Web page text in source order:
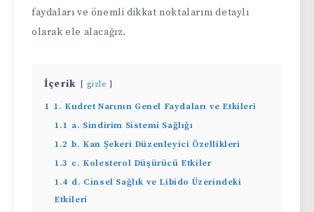
faydaları ve önemli dikkat noktalarını detaylı
olarak ele alacağız.
İçerik gizle
1 1. Kudret Narının Genel Faydaları ve Etkileri
1.1 a. Sindirim Sistemi Sağlığı
1.2 b. Kan Şekeri Düzenleyici Özellikleri
1.3 c. Kolesterol Düşürücü Etkiler
1.4 d. Cinsel Sağlık ve Libido Üzerindeki
Etkileri